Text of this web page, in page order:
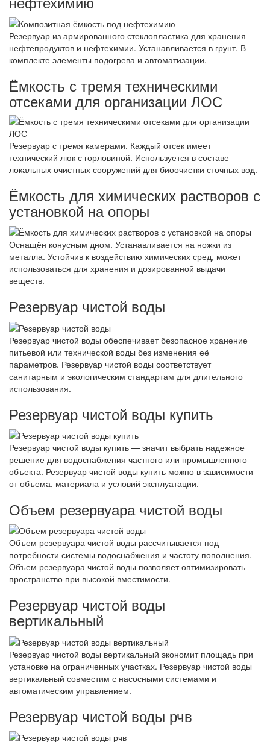
Резервуар из армированного стеклопластика для хранения
нефтепродуктов и нефтехимии. Устанавливается в грунт. В
комплекте элементы подогрева и автоматизации.
Ёмкость с тремя техническими
отсеками для организации ЛОС
Резервуар с тремя камерами. Каждый отсек имеет
технический люк с горловиной. Используется в составе
локальных очистных сооружений для биоочистки сточных вод.
Ёмкость для химических растворов с
установкой на опоры
Оснащён конусным дном. Устанавливается на ножки из
металла. Устойчив к воздействию химических сред, может
использоваться для хранения и дозированной выдачи
веществ.
Резервуар чистой воды
Резервуар чистой воды обеспечивает безопасное хранение
питьевой или технической воды без изменения её
параметров. Резервуар чистой воды соответствует
санитарным и экологическим стандартам для длительного
использования.
Резервуар чистой воды купить
Резервуар чистой воды купить — значит выбрать надежное
решение для водоснабжения частного или промышленного
объекта. Резервуар чистой воды купить можно в зависимости
от объема, материала и условий эксплуатации.
Объем резервуара чистой воды
Объем резервуара чистой воды рассчитывается под
потребности системы водоснабжения и частоту пополнения.
Объем резервуара чистой воды позволяет оптимизировать
пространство при высокой вместимости.
Резервуар чистой воды
вертикальный
Резервуар чистой воды вертикальный экономит площадь при
установке на ограниченных участках. Резервуар чистой воды
вертикальный совместим с насосными системами и
автоматическим управлением.
Резервуар чистой воды рчв